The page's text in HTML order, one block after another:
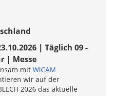
| Täglich 09 -
| Messe
mit WiCAM
wir auf der
2026 das aktuelle